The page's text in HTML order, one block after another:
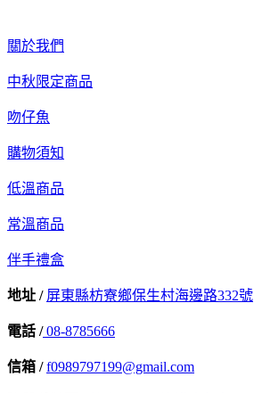
關於我們
中秋限定商品
吻仔魚
購物須知
低溫商品
常溫商品
伴手禮盒
地址 / 屏東縣枋寮鄉保生村海邊路332號
電話 /08-8785666
信箱 /f0989797199@gmail.com